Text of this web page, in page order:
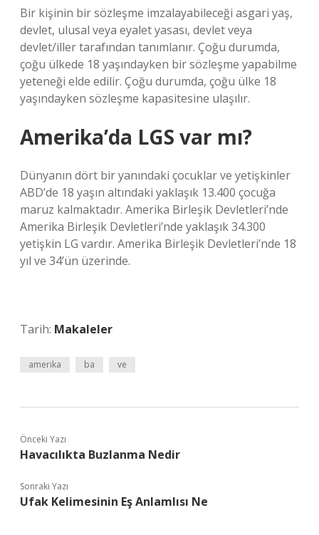
Bir kişinin bir sözleşme imzalayabileceği asgari yaş,
devlet, ulusal veya eyalet yasası, devlet veya
devlet/iller tarafından tanımlanır. Çoğu durumda,
çoğu ülkede 18 yaşındayken bir sözleşme yapabilme
yeteneği elde edilir. Çoğu durumda, çoğu ülke 18
yaşındayken sözleşme kapasitesine ulaşılır.
Amerika’da LGS var mı?
Dünyanın dört bir yanındaki çocuklar ve yetişkinler
ABD’de 18 yaşın altındaki yaklaşık 13.400 çocuğa
maruz kalmaktadır. Amerika Birleşik Devletleri’nde
Amerika Birleşik Devletleri’nde yaklaşık 34.300
yetişkin LG vardır. Amerika Birleşik Devletleri’nde 18
yıl ve 34’ün üzerinde.
Tarih: Makaleler
amerika ba ve
Önceki Yazı
Havacılıkta Buzlanma Nedir
Sonraki Yazı
Ufak Kelimesinin Eş Anlamlısı Ne